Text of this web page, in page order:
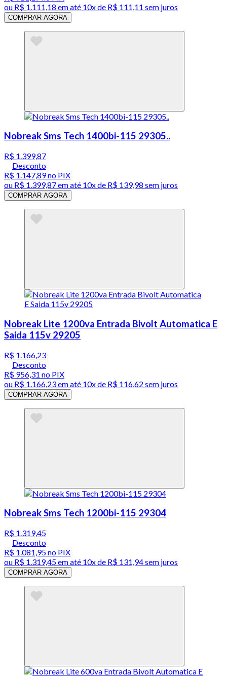
ou R$ 1.111,18 em até 10x de R$ 111,11 sem juros
COMPRAR AGORA
Nobreak Sms Tech 1400bi-115 29305..
R$ 1.399,87
Desconto
R$ 1.147,89no PIX
ou R$ 1.399,87em até 10x de R$ 139,98 sem juros
COMPRAR AGORA
Nobreak Lite 1200va Entrada Bivolt Automatica E
Saida 115v 29205
R$ 1.166,23
Desconto
R$ 956,31 no PIX
ou R$ 1.166,23em até 10x de R$ 116,62 sem juros
COMPRAR AGORA
Nobreak Sms Tech 1200bi-115 29304
R$ 1.319,45
Desconto
R$ 1.081,95no PIX
ou R$ 1.319,45em até 10x de R$ 131,94 sem juros
COMPRAR AGORA